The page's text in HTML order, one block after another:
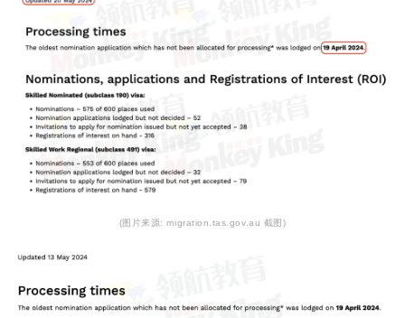
(图片来源: migration.tas.gov.au 截图)